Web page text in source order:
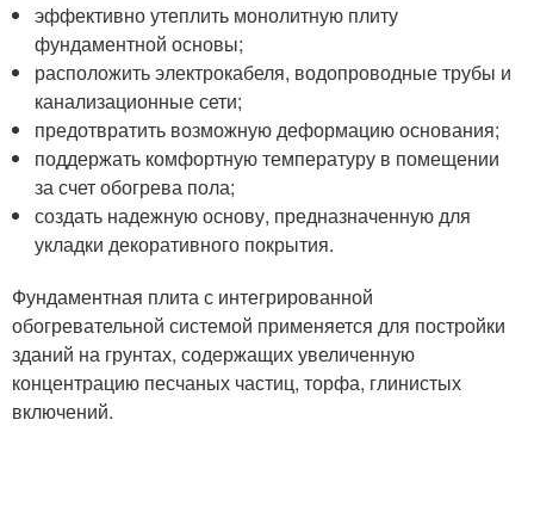
эффективно утеплить монолитную плиту
фундаментной основы;
расположить электрокабеля, водопроводные трубы и
канализационные сети;
предотвратить возможную деформацию основания;
поддержать комфортную температуру в помещении
за счет обогрева пола;
создать надежную основу, предназначенную для
укладки декоративного покрытия.
Фундаментная плита с интегрированной
обогревательной системой применяется для постройки
зданий на грунтах, содержащих увеличенную
концентрацию песчаных частиц, торфа, глинистых
включений.